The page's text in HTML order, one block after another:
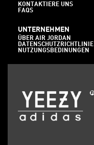
KONTAKTIERE UNS
FAQS
UNTERNEHMEN
ÜBER AIR JORDAN
DATENSCHUTZRICHTLINIE
NUTZUNGSBEDINUNGEN